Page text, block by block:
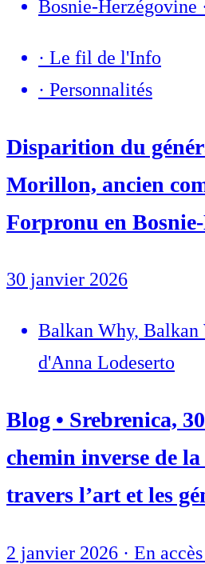
Bosnie-Herzégovine
· Le fil de l'Info
· Personnalités
Disparition du
Morillon, ancien
Forpronu en
30 janvier 2026
Balkan Why, Balkan
d'Anna Lodeserto
Blog • Srebrenica,
chemin inverse de
travers l’art et les
2 janvier 2026 · En